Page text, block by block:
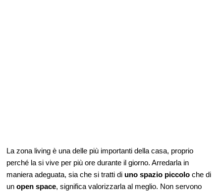
La zona living è una delle più importanti della casa, proprio
perché la si vive per più ore durante il giorno. Arredarla in
maniera adeguata, sia che si tratti di uno spazio piccolo che di
un open space, significa valorizzarla al meglio. Non servono